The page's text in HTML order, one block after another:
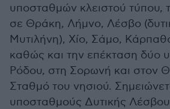
υποσταθμών κλειστού τύπου,
σε Θράκη, Λήμνο, Λέσβο
Μυτιλήνη), Χίο, Σάμο,
καθώς και την επέκταση δύο
Ρόδου, στη Σορωνή και στον
Σταθμό του νησιού.
υποσταθμούς Δυτικής